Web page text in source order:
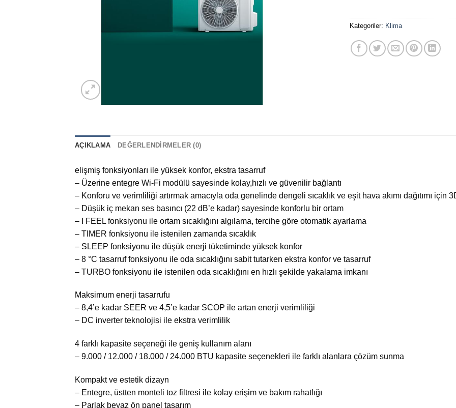
Kategoriler: Klima
AÇIKLAMA DEĞERLENDIRMELER (0)
elişmiş fonksiyonları ile yüksek konfor, ekstra tasarruf
– Üzerine entegre Wi-Fi modülü sayesinde kolay,hızlı ve güvenilir bağlantı
– Konforu ve verimliliği artırmak amacıyla oda genelinde dengeli sıcaklık ve eşit hava akımı dağıtımı için
– Düşük iç mekan ses basıncı (22 dB’e kadar) sayesinde konforlu bir ortam
– I FEEL fonksiyonu ile ortam sıcaklığını algılama, tercihe göre otomatik ayarlama
– TIMER fonksiyonu ile istenilen zamanda sıcaklık
– SLEEP fonksiyonu ile düşük enerji tüketiminde yüksek konfor
– 8 °C tasarruf fonksiyonu ile oda sıcaklığını sabit tutarken ekstra konfor ve tasarruf
– TURBO fonksiyonu ile istenilen oda sıcaklığını en hızlı şekilde yakalama imkanı
Maksimum enerji tasarrufu
– 8,4’e kadar SEER ve 4,5’e kadar SCOP ile artan enerji verimliliği
– DC inverter teknolojisi ile ekstra verimlilik
4 farklı kapasite seçeneği ile geniş kullanım alanı
– 9.000 / 12.000 / 18.000 / 24.000 BTU kapasite seçenekleri ile farklı alanlara çözüm sunma
Kompakt ve estetik dizayn
– Entegre, üstten monteli toz filtresi ile kolay erişim ve bakım rahatlığı
– Parlak beyaz ön panel tasarım